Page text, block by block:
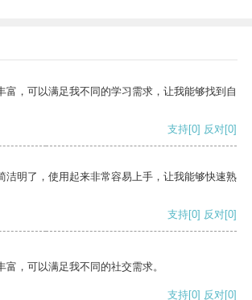
富，可以满足我不同的学习需求，让我能够找到自
支持[0] 反对[0]
洁明了，使用起来非常容易上手，让我能够快速熟
支持[0] 反对[0]
富，可以满足我不同的社交需求。
支持[0] 反对[0]